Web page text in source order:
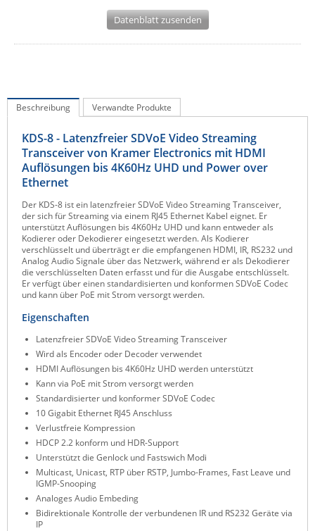
LigoWave
Netio
Panorama Antennas
PatchSee
Power Kingdom
Poynting
Raritan
Riello UPS
Server Technology
Siretta
SIRIO Antenne
Sunbird
Tactical Software
TEKTELIC
Teltonika
Unwired Networks
Vision
WATTECO
Westermo
Yuasa
Datenblatt zusenden
Beschreibung Verwandte Produkte
KDS-8 - Latenzfreier SDVoE Video Streaming
Transceiver von Kramer Electronics mit HDMI
Auflösungen bis 4K60Hz UHD und Power over
Ethernet
Der KDS-8 ist ein latenzfreier SDVoE Video Streaming Transceiver,
der sich für Streaming via einem RJ45 Ethernet Kabel eignet. Er
unterstützt Auflösungen bis 4K60Hz UHD und kann entweder als
Kodierer oder Dekodierer eingesetzt werden. Als Kodierer
verschlüsselt und überträgt er die empfangenen HDMI, IR, RS232 und
Analog Audio Signale über das Netzwerk, während er als Dekodierer
die verschlüsselten Daten erfasst und für die Ausgabe entschlüsselt.
Er verfügt über einen standardisierten und konformen SDVoE Codec
und kann über PoE mit Strom versorgt werden.
Eigenschaften
Latenzfreier SDVoE Video Streaming Transceiver
Wird als Encoder oder Decoder verwendet
HDMI Auflösungen bis 4K60Hz UHD werden unterstützt
Kann via PoE mit Strom versorgt werden
Standardisierter und konformer SDVoE Codec
10 Gigabit Ethernet RJ45 Anschluss
Verlustfreie Kompression
HDCP 2.2 konform und HDR-Support
Unterstützt die Genlock und Fastswich Modi
Multicast, Unicast, RTP über RSTP, Jumbo-Frames, Fast Leave und
IGMP-Snooping
Analoges Audio Embeding
Bidirektionale Kontrolle der verbundenen IR und RS232 Geräte via
IP